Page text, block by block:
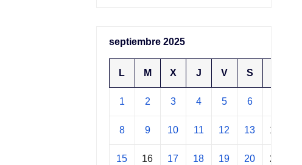
septiembre 2025
L M X J V S
1 2 3 4 5 6
8 9 10 11 12 13 14
15 16 17 18 19 20 21